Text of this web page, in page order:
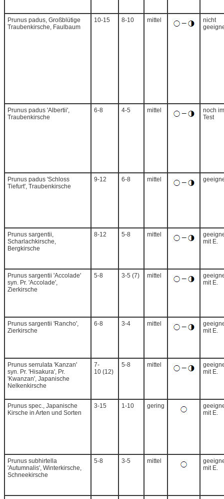
Prunus padus, Großblütige
Traubenkirsche, Faulbaum
10-15 8-10 mittel
nicht
Prunus padus 'Albertii',
Traubenkirsche
6-8 4-5 mittel
noch im
Test
Prunus padus 'Schloss
Tiefurt', Traubenkirsche
9-12 6-8 mittel
Prunus sargentii,
Scharlachkirsche,
Bergkirsche
8-12 5-8 mittel
mit E.
Prunus sargentii 'Accolade'
syn. Pr. 'Accolade',
Zierkirsche
5-8 3-5 (7) mittel
mit E.
Prunus sargentii 'Rancho',
Zierkirsche
6-8 3-4 mittel
mit E.
Prunus serrulata 'Kanzan'
syn. Pr. 'Hisakura', Pr.
'Kwanzan', Japanische
Nelkenkirsche
7-
10 (12)
5-8 mittel
mit E.
Prunus spec., Japanische
Kirsche in Arten und Sorten
3-15 1-10 gering
mit E.
Prunus subhirtella
'Autumnalis', Winterkirsche,
Schneekirsche
5-8 3-5 mittel
mit E.